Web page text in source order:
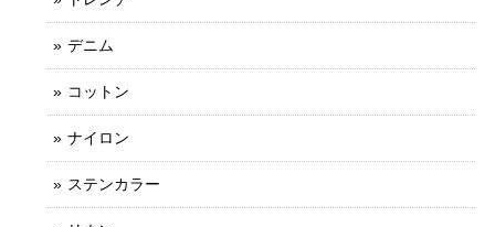
デニム
コットン
ナイロン
ステンカラー